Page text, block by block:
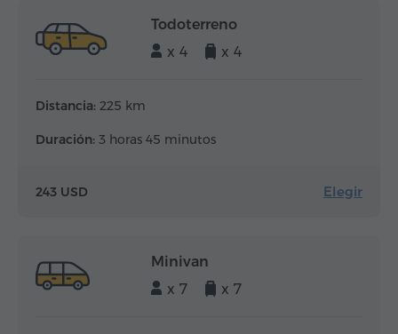
Todoterreno
x 4
x 4
Distancia: 225 km
Duración: 3 horas 45 minutos
243 USD Elegir
Minivan
x 7
x 7